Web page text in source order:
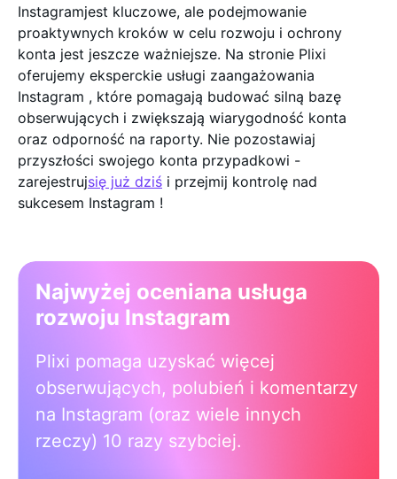
Instagramjest kluczowe, ale podejmowanie
proaktywnych kroków w celu rozwoju i ochrony
konta jest jeszcze ważniejsze. Na stronie Plixi
oferujemy eksperckie usługi zaangażowania
Instagram , które pomagają budować silną bazę
obserwujących i zwiększają wiarygodność konta
oraz odporność na raporty. Nie pozostawiaj
przyszłości swojego konta przypadkowi -
zarejestrujsię już dziś i przejmij kontrolę nad
sukcesem Instagram !
Najwyżej oceniana usługa
rozwoju Instagram
Plixi pomaga uzyskać więcej
obserwujących, polubień i komentarzy
na Instagram (oraz wiele innych
rzeczy) 10 razy szybciej.